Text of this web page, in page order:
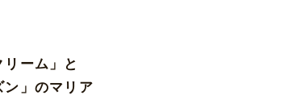
リーム」と
ン」のマリア